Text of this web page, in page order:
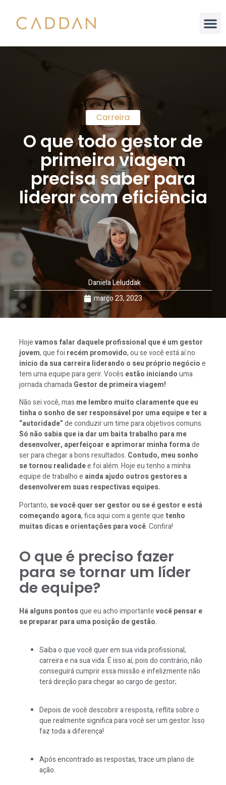
Carreira
O que todo gestor de
primeira viagem
precisa saber para
liderar com eficiência
Daniela Leluddak
março 23, 2023
Hojevamos falar daquele profissional que é um gestor
jovem, que foi recém promovido, ou se você está aí no
início da sua carreira liderando o seu próprio negócioe
tem uma equipe para gerir. Vocês estão iniciandouma
jornada chamadaGestor de primeira viagem!
Não sei você, mas me lembro muito claramente que eu
tinha o sonho de ser responsável por uma equipe e ter a
“autoridade”de conduzir um time para objetivos comuns.
Só não sabia que ia dar um baita trabalho para me
desenvolver, aperfeiçoar e aprimorar minha formade
ser para chegar a bons resultados. Contudo, meu sonho
se tornou realidadee foi além. Hoje eu tenho a minha
equipe de trabalho e ainda ajudo outros gestores a
desenvolverem suas respectivas equipes.
Portanto, se você quer ser gestor ou se é gestor e está
começando agora, fica aqui com a gente que tenho
muitas dicas e orientações para você. Confira!
O que é preciso fazer
para se tornar um líder
de equipe?
Há alguns pontosque eu acho importantevocê pensar e
se preparar para uma posição de gestão.
Saiba o que você quer em sua vida profissional,
carreira e na sua vida. É isso aí, pois do contrário, não
conseguirá cumprir essa missão e infelizmente não
terá direção para chegar ao cargo de gestor;
Depois de você descobrir a resposta, reflita sobre o
que realmente significa para você ser um gestor. Isso
faz toda a diferença!
Após encontrado as respostas, trace um plano de
ação.